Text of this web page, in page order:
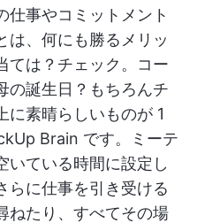
仕事やコミットメント
は、何にも勝るメリッ
ては？チェック。コー
の誕生日？もちろんチ
に素晴らしいものが 1
Brain です。ミーテ
いている時間に設定し
らに仕事を引き受ける
ねたり、すべてその場